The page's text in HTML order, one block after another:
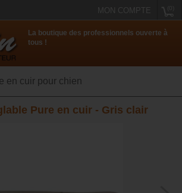
MON COMPTE
La boutique des professionnels ouverte à
tous !
en cuir pour chien
Pure en cuir - Gris clair